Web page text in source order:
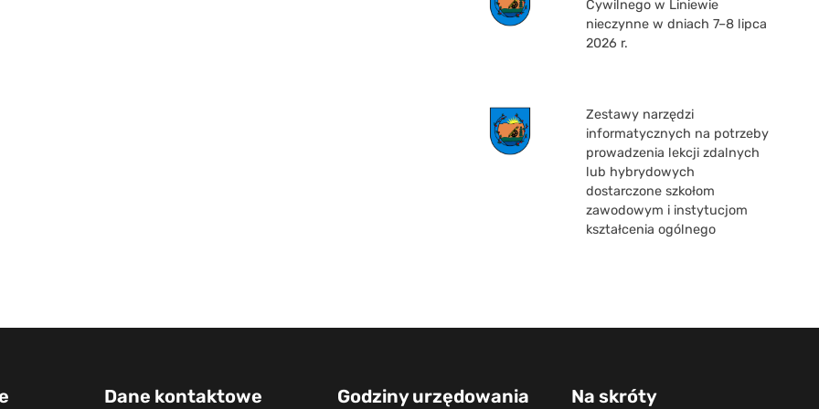
Cywilnego w Liniewie
nieczynne w dniach 7–8 lipca
2026 r.
Zestawy narzędzi
informatycznych na potrzeby
prowadzenia lekcji zdalnych
lub hybrydowych
dostarczone szkołom
zawodowym i instytucjom
kształcenia ogólnego
Dane kontaktowe Godziny urzędowania Na skróty